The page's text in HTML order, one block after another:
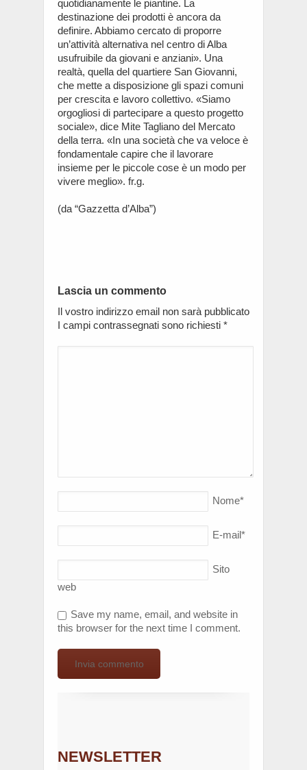
quotidianamente le piantine. La
destinazione dei prodotti è ancora da
definire. Abbiamo cercato di proporre
un’attività alternativa nel centro di Alba
usufruibile da giovani e anziani». Una
realtà, quella del quartiere San Giovanni,
che mette a disposizione gli spazi comuni
per crescita e lavoro collettivo. «Siamo
orgogliosi di partecipare a questo progetto
sociale», dice Mite Tagliano del Mercato
della terra. «In una società che va veloce è
fondamentale capire che il lavorare
insieme per le piccole cose è un modo per
vivere meglio». fr.g.
(da “Gazzetta d’Alba”)
Lascia un commento
Il vostro indirizzo email non sarà pubblicato
I campi contrassegnati sono richiesti *
Nome*
E-mail*
Sito
web
Save my name, email, and website in
this browser for the next time I comment.
NEWSLETTER